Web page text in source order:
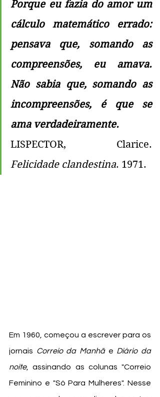
Porque eu fazia do amor um
cálculo matemático errado:
pensava que, somando as
compreensões, eu amava.
Não sabia que, somando as
incompreensões, é que se
ama verdadeiramente.
Felicidade clandestina. 1971.
Em 1960, começou a escrever para os
jornais Correio da Manhã e Diário da
noite, assinando as colunas "Correio
Feminino e "Só Para Mulheres". Nesse